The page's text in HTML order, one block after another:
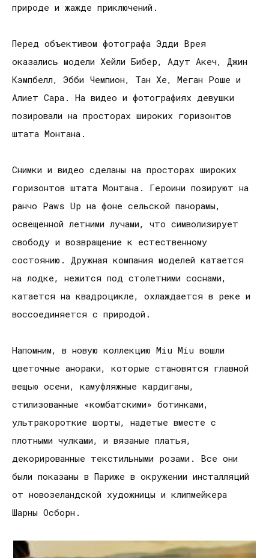
природе и жажде приключений.
Перед объективом фотографа Эдди Врея
оказались модели Хейли Бибер, Адут Акеч, Джин
Кэмпбелл, Эбби Чемпион, Тан Хе, Меган Роше и
Алиет Сара. На видео и фотографиях девушки
позировали на просторах широких горизонтов
штата Монтана.
Снимки и видео сделаны на просторах широких
горизонтов штата Монтана. Героини позируют на
ранчо Paws Up на фоне сельской панорамы,
освещенной летними лучами, что символизирует
свободу и возвращение к естественному
состоянию. Дружная компания моделей катается
на лодке, нежится под столетними соснами,
катается на квадроцикле, охлаждается в реке и
воссоединяется с природой.
Напомним, в новую коллекцию Miu Miu вошли
цветочные анораки, которые становятся главной
вещью осени, камуфляжные кардиганы,
стилизованные «комбатскими» ботинками,
ультракороткие шорты, надетые вместе с
плотными чулками, и вязаные платья,
декорированные текстильными розами. Все они
были показаны в Париже в окружении инсталляций
от новозеландской художницы и клипмейкера
Шарны Осборн.